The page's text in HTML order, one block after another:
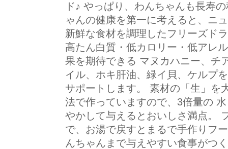
ド♪ やっぱり、わんちゃんも長寿
ゃんの健康を第一に考えると、ニ
新鮮な食材を調理したフリーズド
高たん白質・低カロリー・低アレ
果を期待できる マヌカハニー、チ
イル、ホキ肝油、緑イ貝、ケルプ
サポートします。 素材の「生」を
法で作っていますので、3倍量の
やかして与えるとおいしさ満点。
で、お湯で戻すとまるで手作りフ
んちゃんまで与えやすい食事がつ